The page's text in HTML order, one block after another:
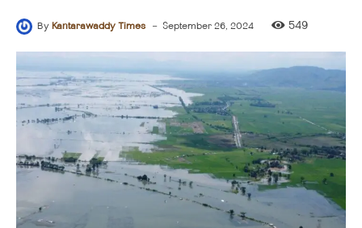
ByKantarawaddy Times - September 26, 2024 549